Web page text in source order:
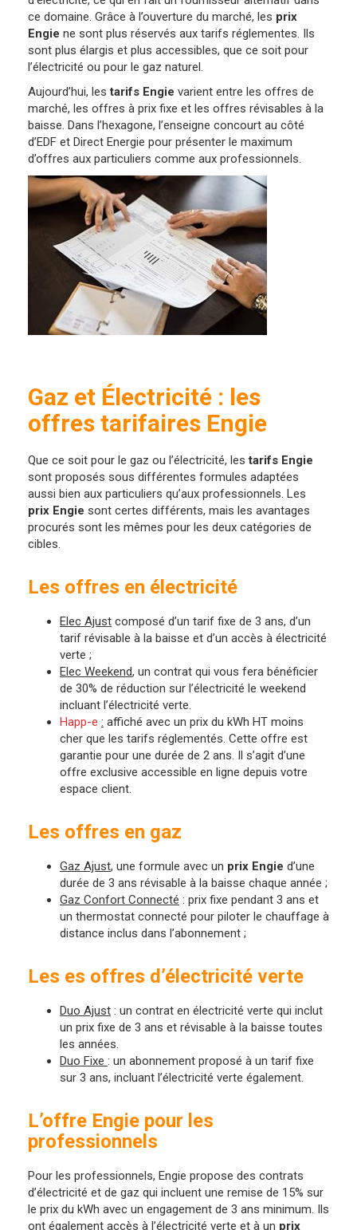
ce domaine. Grâce à l’ouverture du marché, les prix
Engie ne sont plus réservés aux tarifs réglementes. Ils
sont plus élargis et plus accessibles, que ce soit pour
l’électricité ou pour le gaz naturel.
Aujourd’hui, lestarifs Engie varient entre les offres de
marché, les offres à prix fixe et les offres révisables à la
baisse. Dans l’hexagone, l’enseigne concourt au côté
d’EDF et Direct Energie pour présenter le maximum
d’offres aux particuliers comme aux professionnels.
Gaz et Électricité : les
offres tarifaires Engie
Que ce soit pour le gaz ou l’électricité, lestarifs Engie
sont proposés sous différentes formules adaptées
aussi bien aux particuliers qu’aux professionnels. Les
prix Engie sont certes différents, mais les avantages
procurés sont les mêmes pour les deux catégories de
cibles.
Les offres en électricité
Elec Ajust composé d’un tarif fixe de 3 ans, d’un
tarif révisable à la baisse et d’un accès à électricité
verte ;
Elec Weekend, un contrat qui vous fera bénéficier
de 30% de réduction sur l’électricité le weekend
incluant l’électricité verte.
Happ-e : affiché avec un prix du kWh HT moins
cher que les tarifs réglementés. Cette offre est
garantie pour une durée de 2 ans. Il s’agit d’une
offre exclusive accessible en ligne depuis votre
espace client.
Les offres en gaz
Gaz Ajust, une formule avec un prix Engie d’une
durée de 3 ans révisable à la baisse chaque année ;
Gaz Confort Connecté : prix fixe pendant 3 ans et
un thermostat connecté pour piloter le chauffage à
distance inclus dans l’abonnement ;
Les es offres d’électricité verte
Duo Ajust : un contrat en électricité verte qui inclut
un prix fixe de 3 ans et révisable à la baisse toutes
les années.
Duo Fixe : un abonnement proposé à un tarif fixe
sur 3 ans, incluant l’électricité verte également.
L’offre Engie pour les
professionnels
Pour les professionnels, Engie propose des contrats
d’électricité et de gaz qui incluent une remise de 15% sur
le prix du kWh avec un engagement de 3 ans minimum. Ils
ont également accès à l’électricité verte et à un prix